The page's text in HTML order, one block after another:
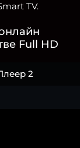
TV.
Full HD
2